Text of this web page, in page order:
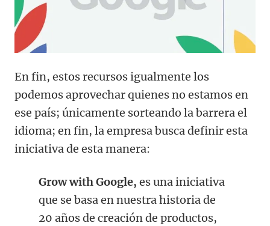
En fin, estos recursos igualmente los
podemos aprovechar quienes no estamos en
ese país; únicamente sorteando la barrera el
idioma; en fin, la empresa busca definir esta
iniciativa de esta manera:
Grow with Google, es una iniciativa
que se basa en nuestra historia de
20 años de creación de productos,